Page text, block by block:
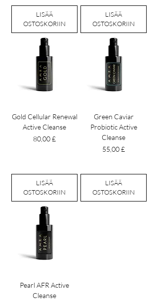
LISÄÄ
OSTOSKORIIN
LISÄÄ
OSTOSKORIIN
Gold Cellular Renewal
Active Cleanse
Hinta
80,00 £
LISÄÄ
OSTOSKORIIN
Green Caviar
Probiotic Active
Cleanse
Hinta
55,00 £
LISÄÄ
OSTOSKORIIN
Pearl AFR Active
Cleanse